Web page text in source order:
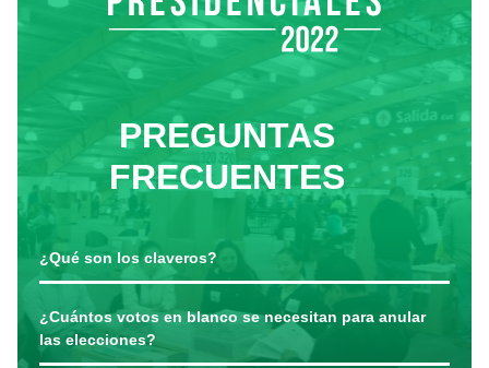
PREGUNTAS
FRECUENTES
¿Qué son los claveros?
¿Cuántos votos en blanco se necesitan para anular
las elecciones?